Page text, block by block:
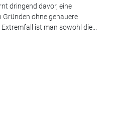
dringend davor, eine
ohne genauere
ist man sowohl die...